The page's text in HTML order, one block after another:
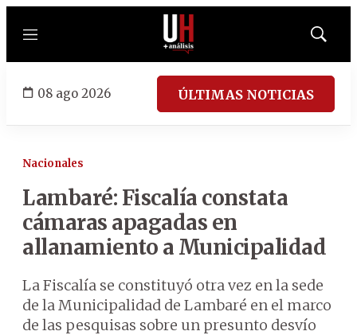
Menú
Mostrar
08 ago 2026 ÚLTIMAS NOTICIAS
Nacionales
Lambaré: Fiscalía constata
cámaras apagadas en
allanamiento a Municipalidad
La Fiscalía se constituyó otra vez en la sede
de la Municipalidad de Lambaré en el marco
de las pesquisas sobre un presunto desvío